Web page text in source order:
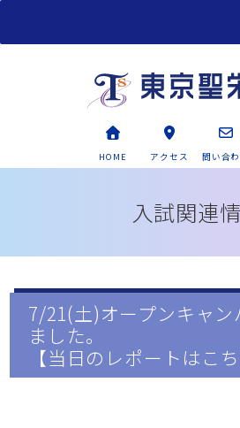
HOME アクセス 問い合
入試関連
7/21(土)オープンキャン
ました。
【当日のレポートはこち